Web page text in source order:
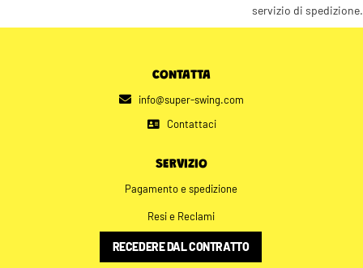
servizio di spedizione.
CONTATTA
info@super-swing.com
Contattaci
SERVIZIO
Pagamento e spedizione
Resi e Reclami
RECEDERE DAL CONTRATTO